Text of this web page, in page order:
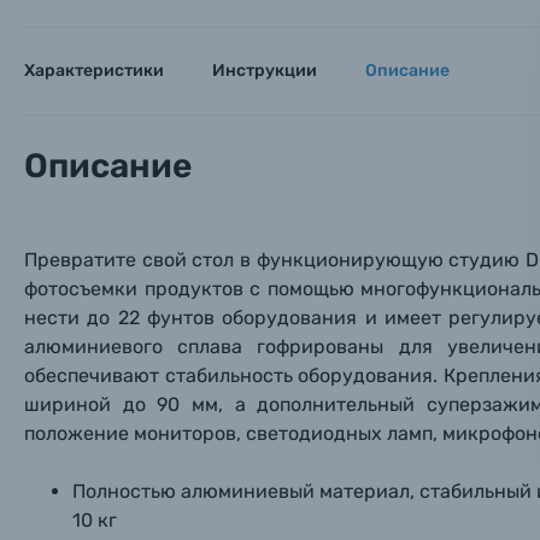
Ваш
Ваш
Аксессуары для фото и видеокамер
Материалы
Осветительное оборудование
Фоторамки
Вами с
Номер
Характеристики Инструкции Описание
Описание
Превратите свой стол в функционирующую студию
фотосъемки продуктов с помощью
нести до 22 фунтов оборудования и имеет
алюминиевого сплава гофрированы для
обеспечивают стабильность оборудования.
шириной до 90 мм, а дополнительный
положение мониторов, светодиодных ламп,
Полностью алюминиевый материал,
10 кг
Ваш